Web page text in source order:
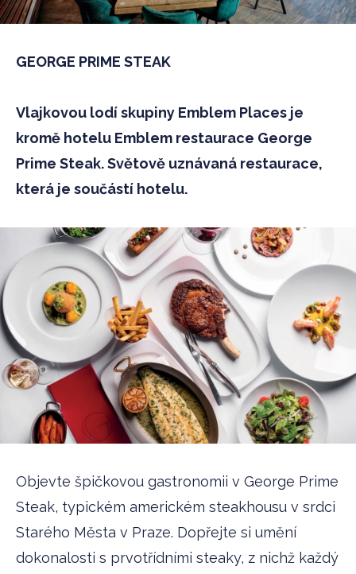
GEORGE PRIME STEAK
Vlajkovou lodí skupiny Emblem Places je
kromě hotelu Emblem restaurace George
Prime Steak. Světově uznávaná restaurace,
která je součástí hotelu.
Objevte špičkovou gastronomii v George Prime
Steak, typickém americkém steakhousu v srdci
Starého Města v Praze. Dopřejte si umění
dokonalosti s prvotřídními steaky, z nichž každý